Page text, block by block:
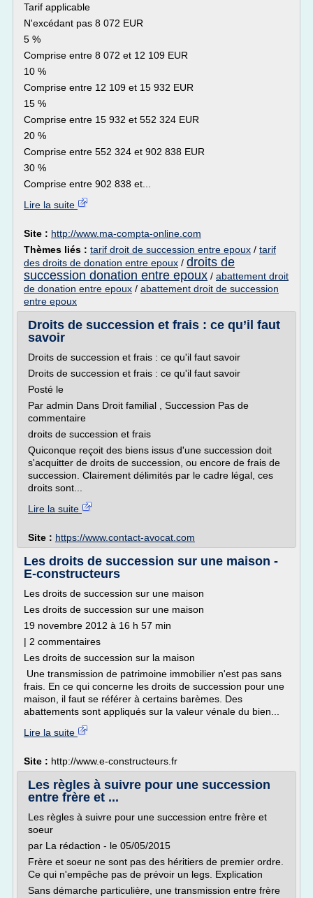
Tarif applicable
N'excédant pas 8 072 EUR
5 %
Comprise entre 8 072 et 12 109 EUR
10 %
Comprise entre 12 109 et 15 932 EUR
15 %
Comprise entre 15 932 et 552 324 EUR
20 %
Comprise entre 552 324 et 902 838 EUR
30 %
Comprise entre 902 838 et...
Lire la suite
Site : http://www.ma-compta-online.com
Thèmes liés : tarif droit de succession entre epoux / tarif
des droits de donation entre epoux / droits de
succession donation entre epoux / abattement droit
de donation entre epoux / abattement droit de succession
entre epoux
Droits de succession et frais : ce qu’il faut
savoir
Droits de succession et frais : ce qu'il faut savoir
Droits de succession et frais : ce qu'il faut savoir
Posté le
Par admin Dans Droit familial , Succession Pas de
commentaire
droits de succession et frais
Quiconque reçoit des biens issus d'une succession doit
s'acquitter de droits de succession, ou encore de frais de
succession. Clairement délimités par le cadre légal, ces
droits sont...
Lire la suite
Site : https://www.contact-avocat.com
Les droits de succession sur une maison -
E-constructeurs
Les droits de succession sur une maison
Les droits de succession sur une maison
19 novembre 2012 à 16 h 57 min
| 2 commentaires
Les droits de succession sur la maison
Une transmission de patrimoine immobilier n'est pas sans
frais. En ce qui concerne les droits de succession pour une
maison, il faut se référer à certains barèmes. Des
abattements sont appliqués sur la valeur vénale du bien...
Lire la suite
Site : http://www.e-constructeurs.fr
Les règles à suivre pour une succession
entre frère et ...
Les règles à suivre pour une succession entre frère et
soeur
par La rédaction - le 05/05/2015
Frère et soeur ne sont pas des héritiers de premier ordre.
Ce qui n'empêche pas de prévoir un legs. Explication
Sans démarche particulière, une transmission entre frère